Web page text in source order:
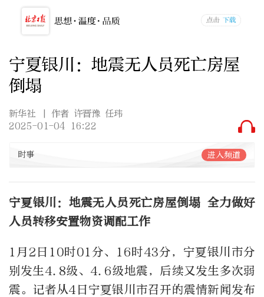
宁夏银川：地震无人员死亡房屋
倒塌
新华社
| 作者 许晋豫 任玮
2025-01-04 16:22
时事 进入频道
宁夏银川：地震无人员死亡房屋倒塌 全力做好
人员转移安置物资调配工作
1月2日10时01分、16时43分，宁夏银川市分
别发生4.8级、4.6级地震，后续又发生多次弱
震。记者从4日宁夏银川市召开的震情新闻发布